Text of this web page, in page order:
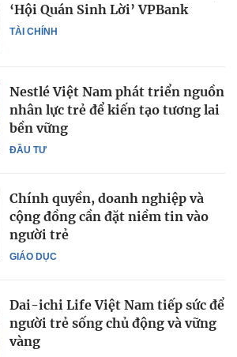
TÀI CHÍNH
‘Hội Quán Sinh Lời’ VPBank
ĐẦU TƯ
Nestlé Việt Nam phát triển nguồn
nhân lực trẻ để kiến tạo tương lai
bền vững
GIÁO DỤC
Chính quyền, doanh nghiệp và
cộng đồng cần đặt niềm tin vào
người trẻ
Dai-ichi Life Việt Nam tiếp sức để
người trẻ sống chủ động và vững
vàng